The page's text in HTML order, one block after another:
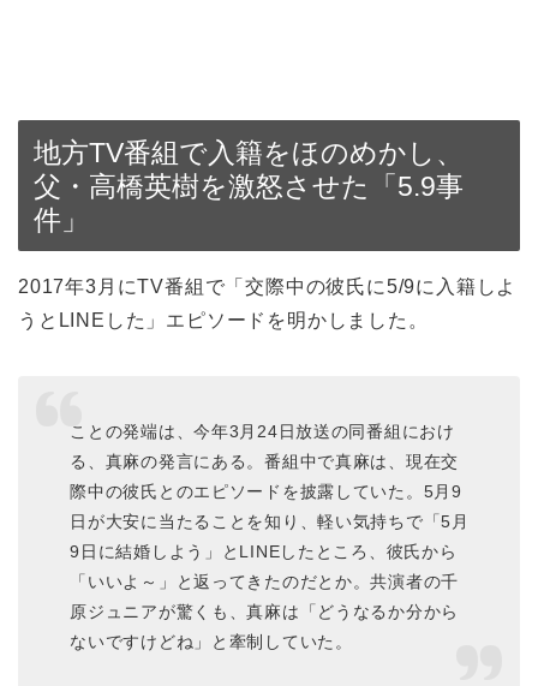
地方TV番組で入籍をほのめかし、
父・高橋英樹を激怒させた「5.9事
件」
2017年3月にTV番組で「交際中の彼氏に5/9に入籍しよ
うとLINEした」エピソードを明かしました。
ことの発端は、今年3月24日放送の同番組におけ
る、真麻の発言にある。番組中で真麻は、現在交
際中の彼氏とのエピソードを披露していた。5月9
日が大安に当たることを知り、軽い気持ちで「5月
9日に結婚しよう」とLINEしたところ、彼氏から
「いいよ～」と返ってきたのだとか。共演者の千
原ジュニアが驚くも、真麻は「どうなるか分から
ないですけどね」と牽制していた。